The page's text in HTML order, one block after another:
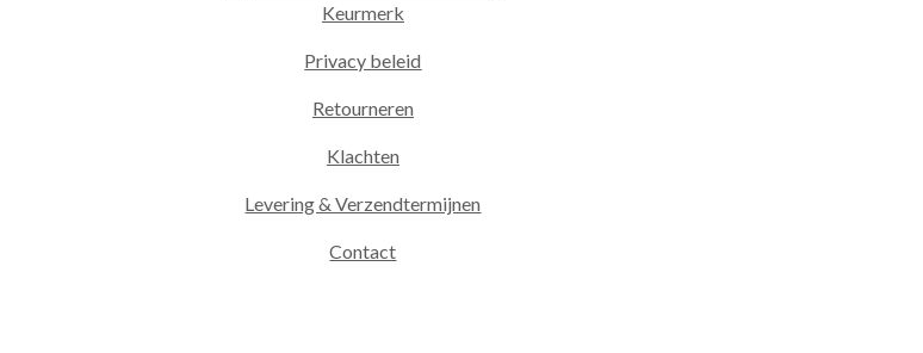
Keurmerk
Privacy beleid
Retourneren
Klachten
Levering & Verzendtermijnen
Contact